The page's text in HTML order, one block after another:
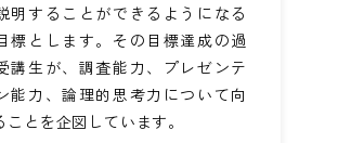
明することができるようになる
標とします。その目標達成の過
講生が、調査能力、プレゼンテ
能力、論理的思考力について向
ことを企図しています。